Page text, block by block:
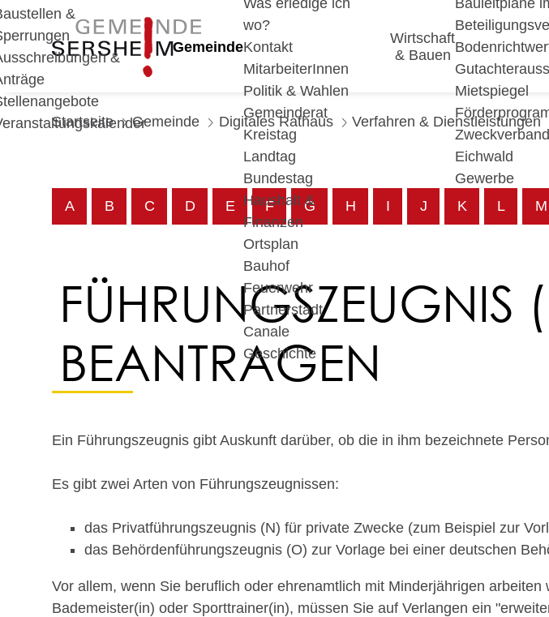
&
&
Gemeinde
wo?
Kontakt
MitarbeiterInnen
Politik & Wahlen
Gemeinderat
Kreistag
Landtag
Bundestag
Haushalt &
Finanzen
Ortsplan
Bauhof
Feuerwehr
Partnerstadt
Canale
Geschichte
Wirtschaft
& Bauen
Mietspiegel
Zweckverband
Eichwald
Gewerbe
Startseite Gemeinde Digitales Rathaus Verfahren & Dienstleistungen
A B C D E F G H I J K L M
FÜHRUNGSZEUGNIS
BEANTRAGEN
Ein Führungszeugnis gibt Auskunft darüber, ob die in ihm bezeichnete
Es gibt zwei Arten von Führungszeugnissen:
das Privatführungszeugnis (N) für private Zwecke (zum Beispiel zur
das Behördenführungszeugnis (O) zur Vorlage bei einer deutschen
Vor allem, wenn Sie beruflich oder ehrenamtlich mit Minderjährigen arbeiten
Bademeister(in) oder Sporttrainer(in), müssen Sie auf Verlangen ein